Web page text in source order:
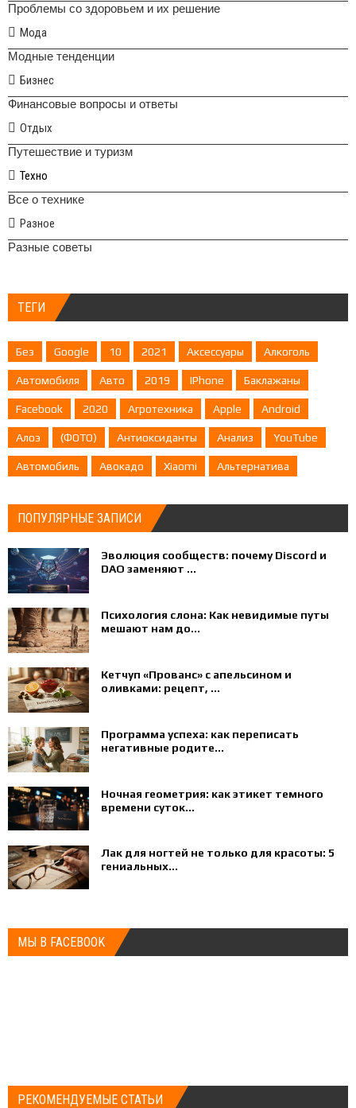
Проблемы со здоровьем и их решение
Мода
Модные тенденции
Бизнес
Финансовые вопросы и ответы
Отдых
Путешествие и туризм
Техно
Все о технике
Разное
Разные советы
ТЕГИ
Без Google 10 2021 Аксессуары Алкоголь
Автомобиля Авто 2019 IPhone Баклажаны
Facebook 2020 Агротехника Apple Android
Алоэ (ФОТО) Антиоксиданты Анализ YouTube
Автомобиль Авокадо Xiaomi Альтернатива
ПОПУЛЯРНЫЕ ЗАПИСИ
Эволюция сообществ: почему Discord и
DAO заменяют ...
Психология слона: Как невидимые путы
мешают нам до...
Кетчуп «Прованс» с апельсином и
оливками: рецепт, ...
Программа успеха: как переписать
негативные родите...
Ночная геометрия: как этикет темного
времени суток...
Лак для ногтей не только для красоты: 5
гениальных...
МЫ В FACEBOOK
РЕКОМЕНДУЕМЫЕ СТАТЬИ